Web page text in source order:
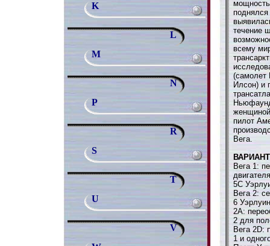
K
L
M
N
P
R
S
T
U
V
поднялся
течение
всему
(самолет
Илсон) и
пилот
Вега.
Вега 1:
5C
Вега 2:
6
2А:
2 для
Вега 2D:
1 и